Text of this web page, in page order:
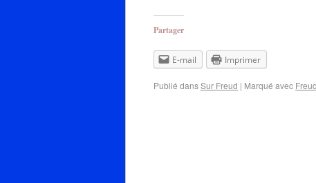
Partager
E-mail Imprimer
Publié dansSur Freud | Marqué avec Freud